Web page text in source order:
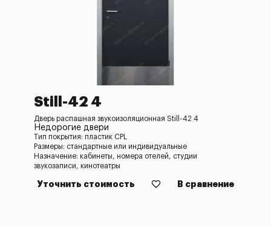
Still-42 4
Дверь распашная звукоизоляционная Still-42 4
Недорогие двери
Тип покрытия: пластик CPL
Размеры: стандартные или индивидуальные
Назначение: кабинеты, номера отелей, студии
звукозаписи, кинотеатры
Уточнить стоимость В сравнение